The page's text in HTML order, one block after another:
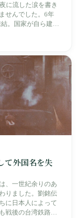
に流した涙を書き
せんでした。6年
。国家が自ら建
しかし解厳から39
て外国名を失
、一世紀余りのあ
りました。劉銘伝
に日本人によって
戦後の台湾鉄路に